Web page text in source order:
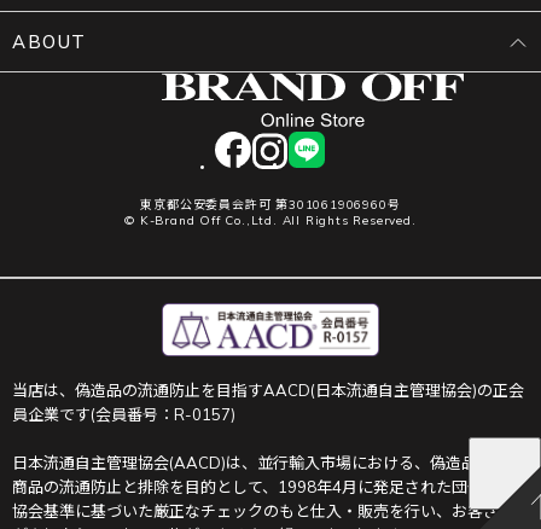
facebookinstagram
LINE
東京都公安委員会許可 第301061906960号
© K-Brand Off Co.,Ltd. All Rights Reserved.
ABOUT
当店は、偽造品の流通防止を目指すAACD(日本流通自主管理協会)の正会
員企業です(会員番号：R-0157)
日本流通自主管理協会(AACD)は、並行輸入市場における、偽造品や不正
商品の流通防止と排除を目的として、1998年4月に発足された団体です。
協会基準に基づいた厳正なチェックのもと仕入・販売を行い、お客さま